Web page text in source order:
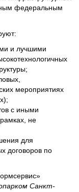
федеральным
и лучшими
мероприятиях
с иными
не
для
договоров по
Санкт-